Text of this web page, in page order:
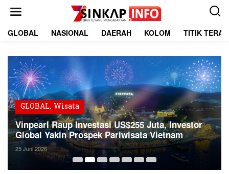
GLOBAL NASIONAL DAERAH KOLOM TITIK
GLOBAL, Wisata
Vinpearl Raup Investasi US$255 Juta, Investor
Global Yakin Prospek Pariwisata Vietnam
25 Juni 2026